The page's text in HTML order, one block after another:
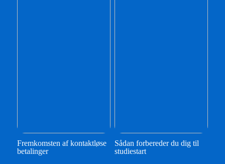
Fremkomsten af kontaktløse
betalinger
Sådan forbereder du dig til
studiestart